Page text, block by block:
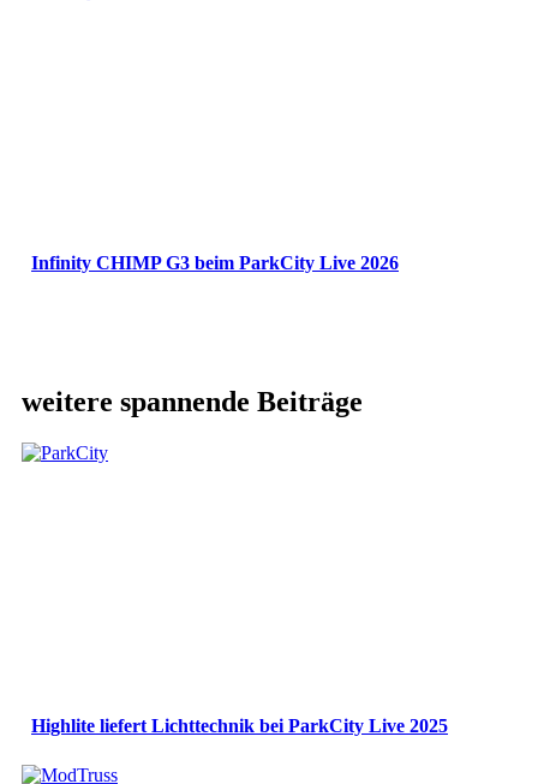
Infinity CHIMP G3 beim ParkCity Live 2026
weitere spannende Beiträge
Highlite liefert Lichttechnik bei ParkCity Live 2025